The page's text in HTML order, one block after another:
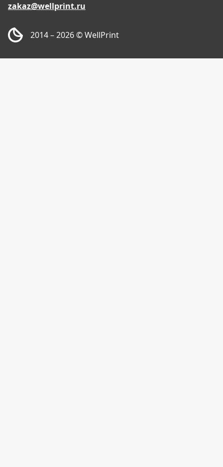
zakaz@wellprint.ru
2014 – 2026© WellPrint